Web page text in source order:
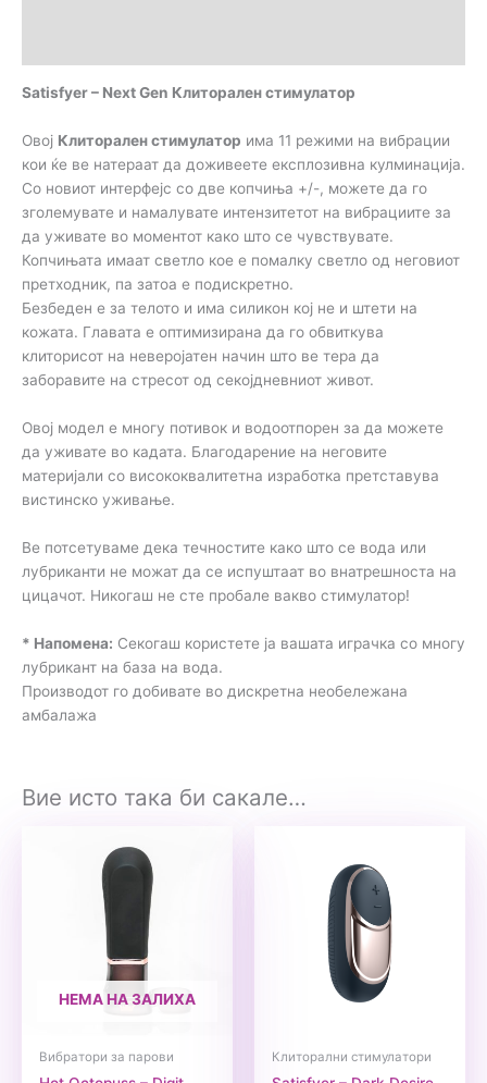
Satisfyer – Next Gen Клиторален стимулатор
Овој Клиторален стимулатор има 11 режими на вибрации
кои ќе ве натераат да доживеете експлозивна кулминација.
Со новиот интерфејс со две копчиња +/-, можете да го
зголемувате и намалувате интензитетот на вибрациите за
да уживате во моментот како што се чувствувате.
Копчињата имаат светло кое е помалку светло од неговиот
претходник, па затоа е подискретно.
Безбеден е за телото и има силикон кој не и штети на
кожата. Главата е оптимизирана да го обвиткува
клиторисот на неверојатен начин што ве тера да
заборавите на стресот од секојдневниот живот.
Овој модел е многу потивок и водоотпорен за да можете
да уживате во кадата. Благодарение на неговите
материјали со висококвалитетна изработка претставува
вистинско уживање.
Ве потсетуваме дека течностите како што се вода или
лубриканти не можат да се испуштаат во внатрешноста на
цицачот. Никогаш не сте пробале вакво стимулатор!
* Напомена: Секогаш користете ја вашата играчка со многу
лубрикант на база на вода.
Производот го добивате во дискретна необележана
амбалажа
Вие исто така би сакале…
НЕМА НА ЗАЛИХА
Вибратори за парови Клиторални стимулатори